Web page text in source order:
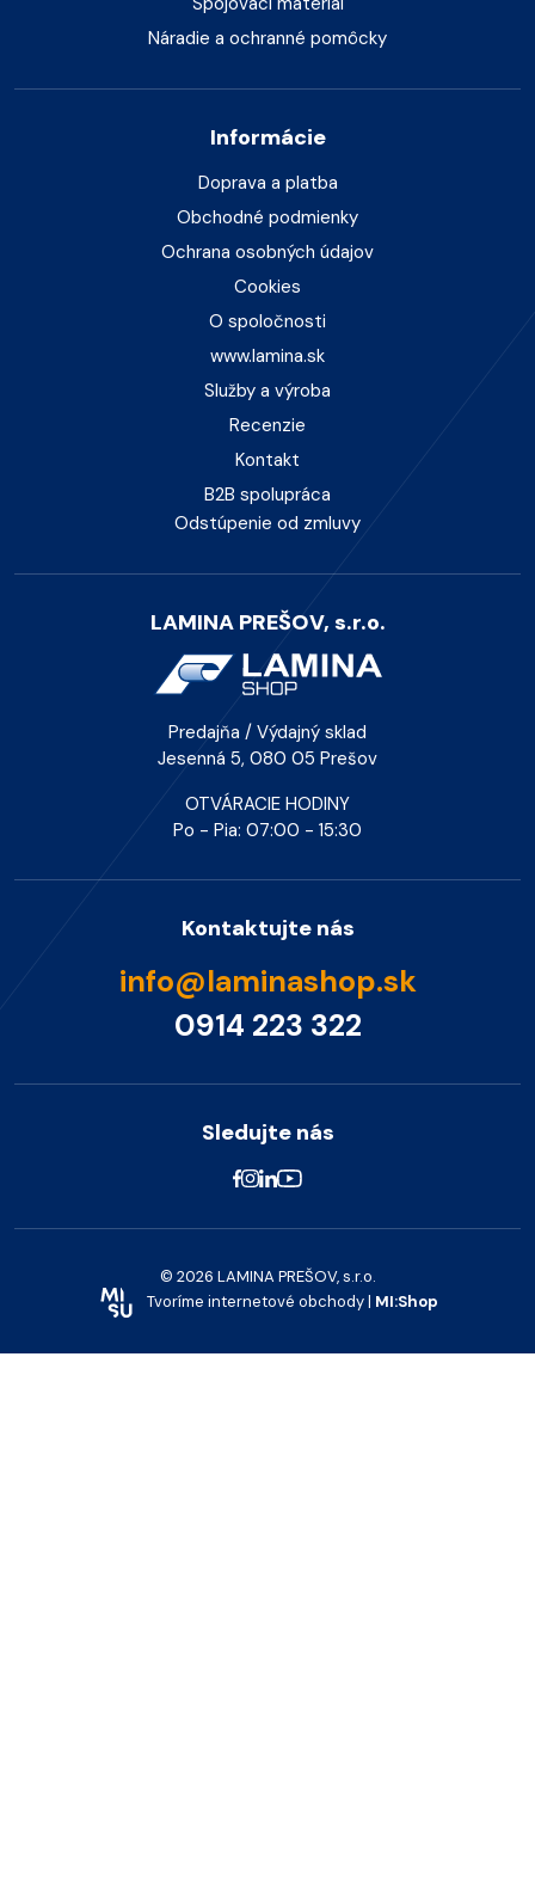
Náradie a ochranné pomôcky
Informácie
Doprava a platba
Obchodné podmienky
Ochrana osobných údajov
Cookies
O spoločnosti
www.lamina.sk
Služby a výroba
Recenzie
Kontakt
B2B spolupráca
Odstúpenie od zmluvy
LAMINA PREŠOV, s.r.o.
Predajňa / Výdajný sklad
Jesenná 5, 080 05 Prešov
OTVÁRACIE HODINY
Po - Pia: 07:00 - 15:30
Kontaktujte nás
info@laminashop.sk
0914 223 322
Sledujte nás
© 2026 LAMINA PREŠOV, s.r.o.
Tvoríme internetové obchody | MI:Shop